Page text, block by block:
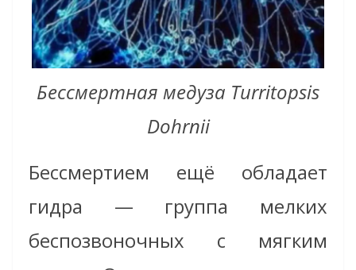
Бессмертная медуза Turritopsis
Dohrnii
Бессмертием ещё обладает
гидра — группа мелких
беспозвоночных с мягким